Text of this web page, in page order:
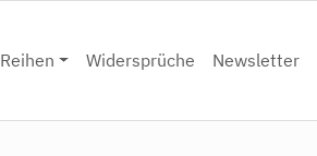
Reihen Widersprüche Newsletter